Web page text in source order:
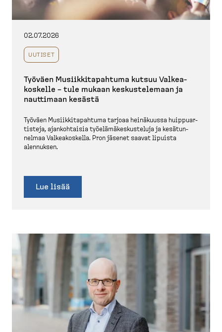
02.07.2026
UUTISET
Työväen Musiik­ki­ta­pahtuma kutsuu Valkea­
koskelle – tule mukaan keskus­te­lemaan ja
nauttimaan kesästä
Työväen Musiik­ki­ta­pahtuma tarjoaa heinäkuussa huippuar­
tisteja, ajankoh­taisia työelä­mä­kes­kus­teluja ja kesätun­
nelmaa Valkea­koskella. Pron jäsenet saavat lipuista
alennuksen.
Lue lisää